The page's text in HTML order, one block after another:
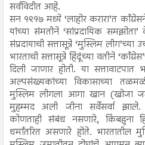
सर्वविदीत आहे.
सन १९१७ मध्ये ‘लाहोर करारा’त
यांच्या संमतीने ‘सांप्रदायिक
संप्रदायाची सत्तासूत्रे ‘मुस्लिम लीग’च्या
भारताची सत्तासूत्रे हिंदूंच्या वतीने
दिली जाणार होती. या सत्तावाटपात
अल्पसंख्यकांच्या विकासाच्या
मुस्लिम लीगला आगा खान (खोजा
मुहम्मद अली जीना सर्वेसर्वा झाले.
कोणताही संबंध नसणारे, किंबहुना
धर्मांतरित असणारे होते. भारतातील